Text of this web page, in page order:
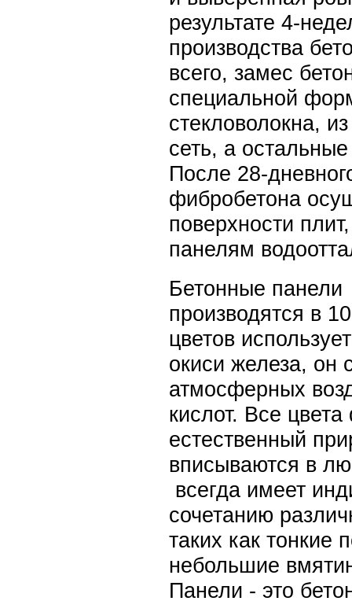
результате 4-
производства
всего, замес
специальной
стекловолокна,
сеть, а
После 28-
фибробетона
поверхности
панелям
Бетонные
производятся в
цветов
окиси железа, он
атмосферных
кислот. Все
естественный
вписываются в
всегда имеет
сочетанию
таких как тонкие
небольшие
Панели - это